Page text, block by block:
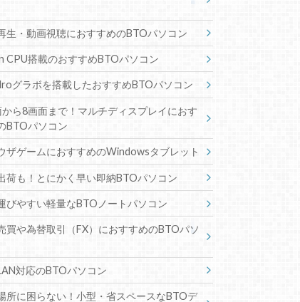
生・動画視聴におすすめのBTOパソコン
CPU搭載のおすすめBTOパソコン
グラボを搭載したおすすめBTOパソコン
ら8画面まで！マルチディスプレイにおす
BTOパソコン
ザゲームにおすすめのWindowsタブレット
荷も！とにかく早い即納BTOパソコン
びやすい軽量なBTOノートパソコン
買や為替取引（FX）におすすめのBTOパソ
対応のBTOパソコン
所に困らない！小型・省スペースなBTOデ